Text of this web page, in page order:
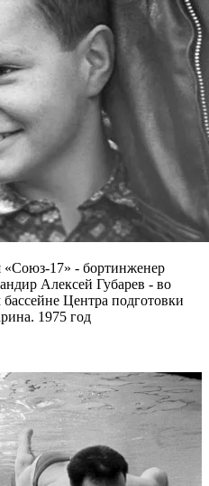
«Союз-17» - бортинженер
Алексей Губарев - во
Центра подготовки
1975 год